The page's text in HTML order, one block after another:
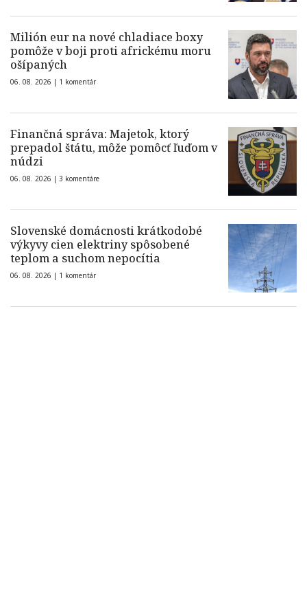
Milión eur na nové chladiace boxy
pomôže v boji proti africkému moru
ošípaných
06. 08. 2026 | 1 komentár
Finančná správa: Majetok, ktorý
prepadol štátu, môže pomôcť ľuďom v
núdzi
06. 08. 2026 | 3 komentáre
Slovenské domácnosti krátkodobé
výkyvy cien elektriny spôsobené
teplom a suchom nepocítia
06. 08. 2026 | 1 komentár